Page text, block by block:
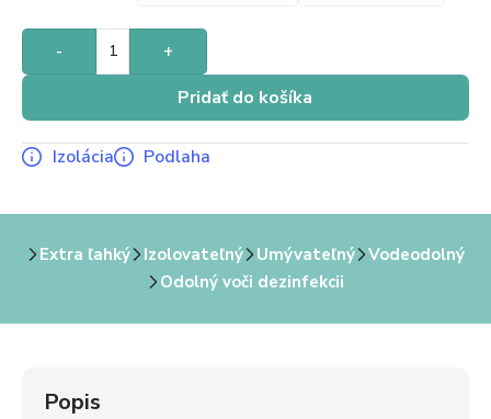
- +
Pridať do košíka
Izolácia Podlaha
Extra ľahký Izolovateľný Umývateľný
Vodeodolný
Odolný voči dezinfekcii
Popis